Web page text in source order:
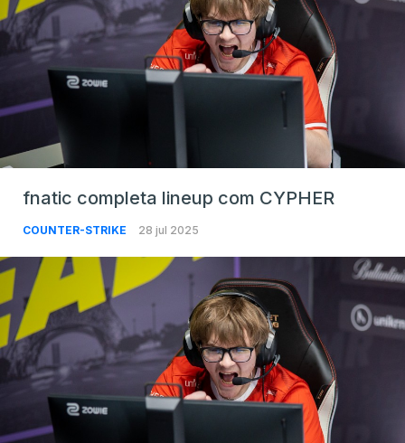
fnatic completa lineup com CYPHER
COUNTER-STRIKE 28 jul 2025